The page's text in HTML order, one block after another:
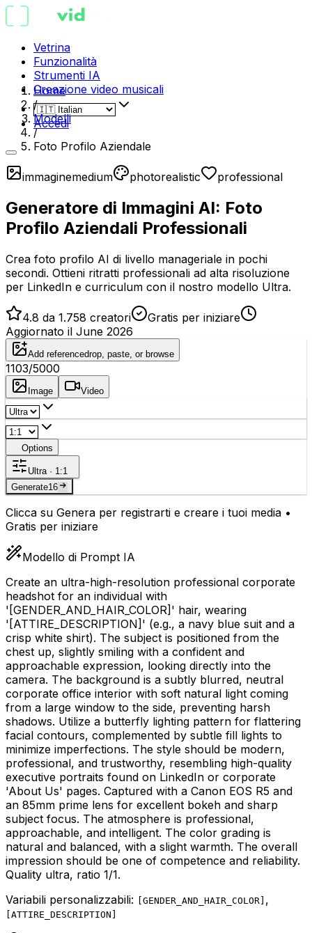
Vetrina
Funzionalità
Strumenti IA
Creazione video musicali
Accedi
Home
/
Modelli
/
Foto Profilo Aziendale
immaginemedium photorealistic professional
Generatore di Immagini AI: Foto
Profilo Aziendali Professionali
Crea foto profilo AI di livello manageriale in pochi
secondi. Ottieni ritratti professionali ad alta risoluzione
per LinkedIn e curriculum con il nostro modello Ultra.
4.8 da 1.758 creatori
Gratis per iniziare
Aggiornato il June 2026
Add referencedrop, paste, or browse
1103/5000
Image Video
Options
Ultra · 1:1
Generate16
Clicca su Genera per registrarti e creare i tuoi media •
Gratis per iniziare
Modello di Prompt IA
Create an ultra-high-resolution professional corporate
headshot for an individual with
' [GENDER_AND_HAIR_COLOR] ' hair, wearing
' [ATTIRE_DESCRIPTION] ' (e.g., a navy blue suit and a
crisp white shirt). The subject is positioned from the
chest up, slightly smiling with a confident and
approachable expression, looking directly into the
camera. The background is a subtly blurred, neutral
corporate office interior with soft natural light coming
from a large window to the side, preventing harsh
shadows. Utilize a butterfly lighting pattern for flattering
facial contours, complemented by subtle fill lights to
minimize imperfections. The style should be modern,
professional, and trustworthy, resembling high-quality
executive portraits found on LinkedIn or corporate
'About Us' pages. Captured with a Canon EOS R5 and
an 85mm prime lens for excellent bokeh and sharp
subject focus. The atmosphere is professional,
approachable, and intelligent. The color grading is
natural and balanced, with a slight warmth. The overall
impression should be one of competence and reliability.
Quality ultra, ratio 1/1.
Variabili personalizzabili:
GENDER_AND_HAIR_COLOR ,
ATTIRE_DESCRIPTION